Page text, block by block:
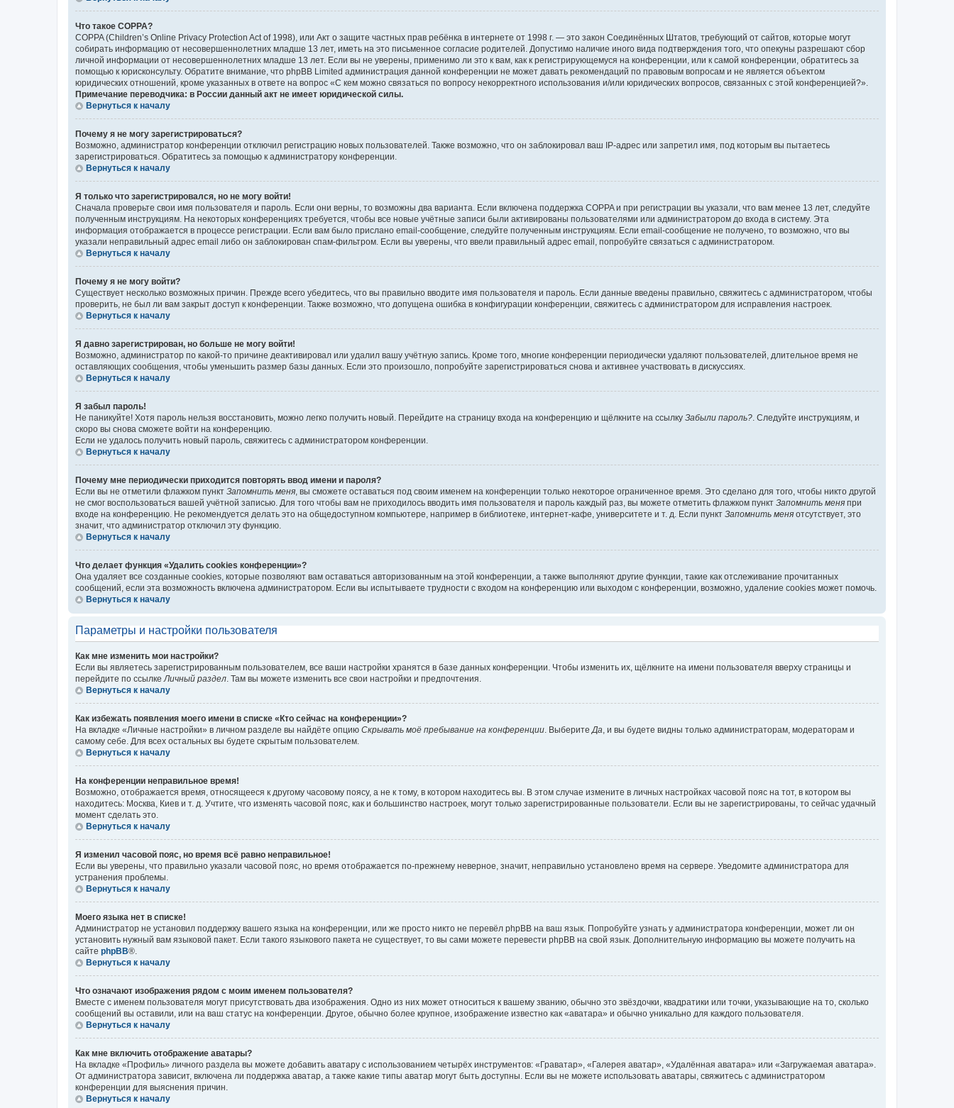
Что такое COPPA?
COPPA (Children’s Online Privacy Protection Act of 1998), или Акт о защите частных прав ребёнка в интернете от 1998 г. — это закон Соединённых Штатов, требующий от сайтов, которые могут
собирать информацию от несовершеннолетних младше 13 лет, иметь на это письменное согласие родителей. Допустимо наличие иного вида подтверждения того, что опекуны разрешают сбор
личной информации от несовершеннолетних младше 13 лет. Если вы не уверены, применимо ли это к вам, как к регистрирующемуся на конференции, или к самой конференции, обратитесь за
помощью к юрисконсульту. Обратите внимание, что phpBB Limited администрация данной конференции не может давать рекомендаций по правовым вопросам и не является объектом
юридических отношений, кроме указанных в ответе на вопрос «С кем можно связаться по вопросу некорректного использования и/или юридических вопросов, связанных с этой конференцией?».
Примечание переводчика: в России данный акт не имеет юридической силы.
Вернуться к началу
Почему я не могу зарегистрироваться?
Возможно, администратор конференции отключил регистрацию новых пользователей. Также возможно, что он заблокировал ваш IP-адрес или запретил имя, под которым вы пытаетесь
зарегистрироваться. Обратитесь за помощью к администратору конференции.
Вернуться к началу
Я только что зарегистрировался, но не могу войти!
Сначала проверьте свои имя пользователя и пароль. Если они верны, то возможны два варианта. Если включена поддержка COPPA и при регистрации вы указали, что вам менее 13 лет, следуйте
полученным инструкциям. На некоторых конференциях требуется, чтобы все новые учётные записи были активированы пользователями или администратором до входа в систему. Эта
информация отображается в процессе регистрации. Если вам было прислано email-сообщение, следуйте полученным инструкциям. Если email-сообщение не получено, то возможно, что вы
указали неправильный адрес email либо он заблокирован спам-фильтром. Если вы уверены, что ввели правильный адрес email, попробуйте связаться с администратором.
Вернуться к началу
Почему я не могу войти?
Существует несколько возможных причин. Прежде всего убедитесь, что вы правильно вводите имя пользователя и пароль. Если данные введены правильно, свяжитесь с администратором, чтобы
проверить, не был ли вам закрыт доступ к конференции. Также возможно, что допущена ошибка в конфигурации конференции, свяжитесь с администратором для исправления настроек.
Вернуться к началу
Я давно зарегистрирован, но больше не могу войти!
Возможно, администратор по какой-то причине деактивировал или удалил вашу учётную запись. Кроме того, многие конференции периодически удаляют пользователей, длительное время не
оставляющих сообщения, чтобы уменьшить размер базы данных. Если это произошло, попробуйте зарегистрироваться снова и активнее участвовать в дискуссиях.
Вернуться к началу
Я забыл пароль!
Не паникуйте! Хотя пароль нельзя восстановить, можно легко получить новый. Перейдите на страницу входа на конференцию и щёлкните на ссылку Забыли пароль?. Следуйте инструкциям, и
скоро вы снова сможете войти на конференцию.
Если не удалось получить новый пароль, свяжитесь с администратором конференции.
Вернуться к началу
Почему мне периодически приходится повторять ввод имени и пароля?
Если вы не отметили флажком пункт Запомнить меня, вы сможете оставаться под своим именем на конференции только некоторое ограниченное время. Это сделано для того, чтобы никто другой
не смог воспользоваться вашей учётной записью. Для того чтобы вам не приходилось вводить имя пользователя и пароль каждый раз, вы можете отметить флажком пункт Запомнить меня при
входе на конференцию. Не рекомендуется делать это на общедоступном компьютере, например в библиотеке, интернет-кафе, университете и т. д. Если пункт Запомнить меня отсутствует, это
значит, что администратор отключил эту функцию.
Вернуться к началу
Что делает функция «Удалить cookies конференции»?
Она удаляет все созданные cookies, которые позволяют вам оставаться авторизованным на этой конференции, а также выполняют другие функции, такие как отслеживание прочитанных
сообщений, если эта возможность включена администратором. Если вы испытываете трудности с входом на конференцию или выходом с конференции, возможно, удаление cookies может помочь.
Вернуться к началу
Параметры и настройки пользователя
Как мне изменить мои настройки?
Если вы являетесь зарегистрированным пользователем, все ваши настройки хранятся в базе данных конференции. Чтобы изменить их, щёлкните на имени пользователя вверху страницы и
перейдите по ссылкеЛичный раздел. Там вы можете изменить все свои настройки и предпочтения.
Вернуться к началу
Как избежать появления моего имени в списке «Кто сейчас на конференции»?
На вкладке «Личные настройки» в личном разделе вы найдёте опцию Скрывать моё пребывание на конференции. ВыберитеДа, и вы будете видны только администраторам, модераторам и
самому себе. Для всех остальных вы будете скрытым пользователем.
Вернуться к началу
На конференции неправильное время!
Возможно, отображается время, относящееся к другому часовому поясу, а не к тому, в котором находитесь вы. В этом случае измените в личных настройках часовой пояс на тот, в котором вы
находитесь: Москва, Киев и т. д. Учтите, что изменять часовой пояс, как и большинство настроек, могут только зарегистрированные пользователи. Если вы не зарегистрированы, то сейчас удачный
момент сделать это.
Вернуться к началу
Я изменил часовой пояс, но время всё равно неправильное!
Если вы уверены, что правильно указали часовой пояс, но время отображается по-прежнему неверное, значит, неправильно установлено время на сервере. Уведомите администратора для
устранения проблемы.
Вернуться к началу
Моего языка нет в списке!
Администратор не установил поддержку вашего языка на конференции, или же просто никто не перевёл phpBB на ваш язык. Попробуйте узнать у администратора конференции, может ли он
установить нужный вам языковой пакет. Если такого языкового пакета не существует, то вы сами можете перевести phpBB на свой язык. Дополнительную информацию вы можете получить на
сайте phpBB®.
Вернуться к началу
Что означают изображения рядом с моим именем пользователя?
Вместе с именем пользователя могут присутствовать два изображения. Одно из них может относиться к вашему званию, обычно это звёздочки, квадратики или точки, указывающие на то, сколько
сообщений вы оставили, или на ваш статус на конференции. Другое, обычно более крупное, изображение известно как «аватара» и обычно уникально для каждого пользователя.
Вернуться к началу
Как мне включить отображение аватары?
На вкладке «Профиль» личного раздела вы можете добавить аватару с использованием четырёх инструментов: «Граватар», «Галерея аватар», «Удалённая аватара» или «Загружаемая аватара».
От администратора зависит, включена ли поддержка аватар, а также какие типы аватар могут быть доступны. Если вы не можете использовать аватары, свяжитесь с администратором
конференции для выяснения причин.
Вернуться к началу